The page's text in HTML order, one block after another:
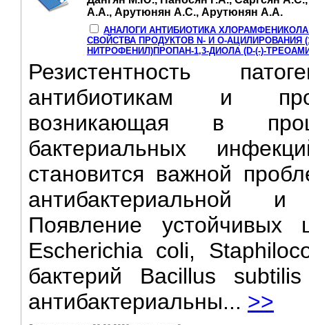
А.А., Арутюнян А.С., Арутюнян А.А.
АНАЛОГИ АНТИБИОТИКА
СВОЙСТВА ПРОДУКТОВ N- И О-АЦИЛИРОВАНИЯ
НИТРОФЕНИЛ)ПРОПАН-1,3-ДИОЛА (D-(-)-
Резистентность
антибиотикам и
возникающая в
бактериальных
становится важной
антибактериальной и
Появление устойчивых
Escherichia coli,
бактерий Bacillus
антибактериальны... >>